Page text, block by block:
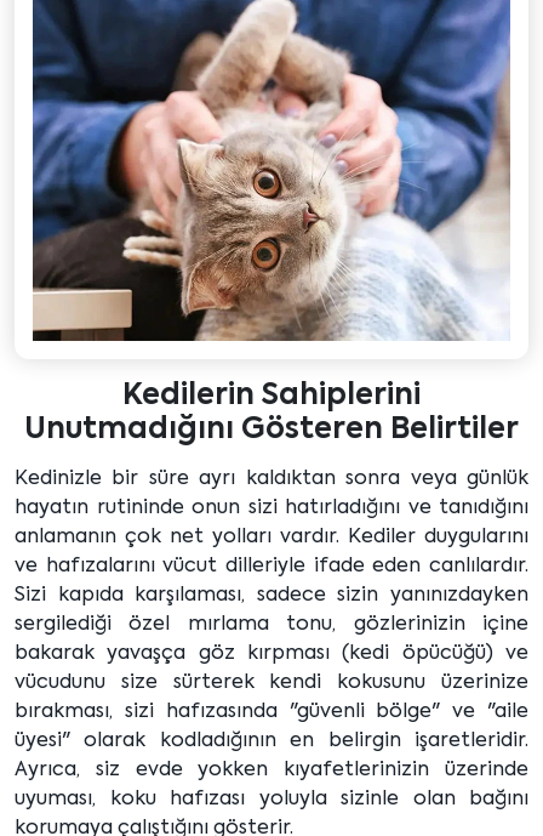
Kedilerin Sahiplerini
Unutmadığını Gösteren Belirtiler
Kedinizle bir süre ayrı kaldıktan sonra veya günlük
hayatın rutininde onun sizi hatırladığını ve tanıdığını
anlamanın çok net yolları vardır. Kediler duygularını
ve hafızalarını vücut dilleriyle ifade eden canlılardır.
Sizi kapıda karşılaması, sadece sizin yanınızdayken
sergilediği özel mırlama tonu, gözlerinizin içine
bakarak yavaşça göz kırpması (kedi öpücüğü) ve
vücudunu size sürterek kendi kokusunu üzerinize
bırakması, sizi hafızasında "güvenli bölge" ve "aile
üyesi" olarak kodladığının en belirgin işaretleridir.
Ayrıca, siz evde yokken kıyafetlerinizin üzerinde
uyuması, koku hafızası yoluyla sizinle olan bağını
korumaya çalıştığını gösterir.